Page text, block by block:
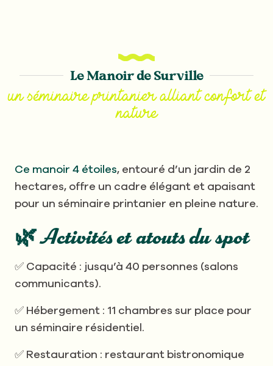
Le Manoir de Surville
un séminaire printanier alliant confort et
nature
Ce manoir 4 étoiles, entouré d’un jardin de 2
hectares, offre un cadre élégant et apaisant
pour un séminaire printanier en pleine nature.
🌿 Activités et atouts du spot
✅ Capacité : jusqu’à 40 personnes (salons
communicants).
✅ Hébergement : 11 chambres sur place pour
un séminaire résidentiel.
✅ Restauration : restaurant bistronomique